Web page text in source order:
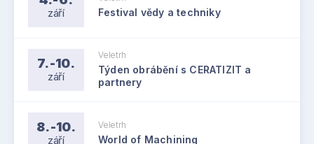
září Festival vědy a techniky
7.-10.
září
Veletrh
Týden obrábění s CERATIZIT a
partnery
8.-10.
září
Veletrh
World of Machining